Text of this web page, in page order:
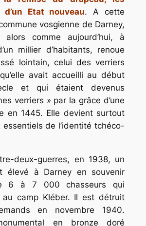
Etat nouveau. A cette
vosgienne de Darney,
alors comme aujourd’hui, à
millier d’habitants, renoue
lointain, celui des verriers
avait accueilli au début
et qui étaient devenus
verriers » par la grâce d’une
en 1445. Elle devient surtout
essentiels de l’identité tchéco-
deux-guerres, en 1938, un
élevé à Darney en souvenir
6 à 7 000 chasseurs qui
au camp Kléber. Il est détruit
en novembre 1940.
en bronze doré